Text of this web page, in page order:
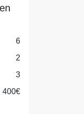
6
2
3
400€